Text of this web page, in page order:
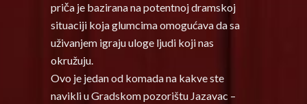
priča je bazirana na potentnoj dramskoj
situaciji koja glumcima omogućava da sa
uživanjem igraju uloge ljudi koji nas
okružuju.
Ovo je jedan od komada na kakve ste
navikli u Gradskom pozorištu Jazavac –